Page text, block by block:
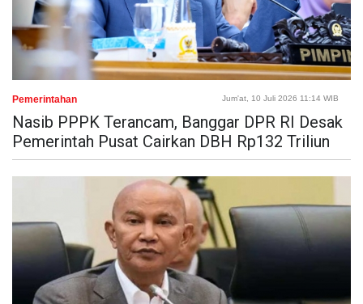
Pemerintahan Jum'at, 10 Juli 2026 11:14 WIB
Nasib PPPK Terancam, Banggar DPR RI Desak
Pemerintah Pusat Cairkan DBH Rp132 Triliun